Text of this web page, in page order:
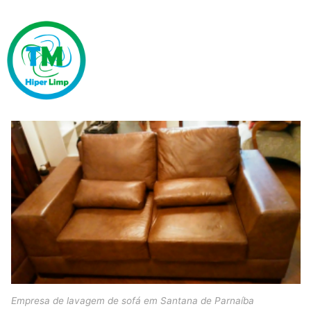
Empresa de lavagem de sofá em Santana de Parnaíba